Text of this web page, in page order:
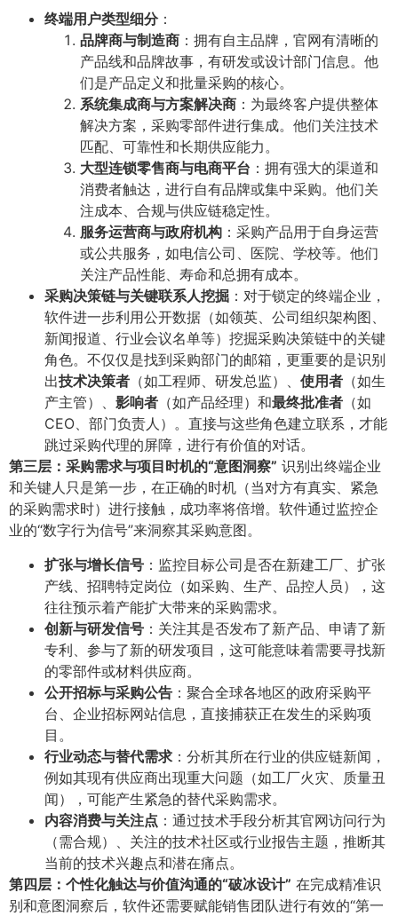
终端用户类型细分​：
品牌商与制造商 ​：拥有自主品牌，官网有清晰的
产品线和品牌故事，有研发或设计部门信息。他
们是产品定义和批量采购的核心。
系统集成商与方案解决商 ​：为最终客户提供整体
解决方案，采购零部件进行集成。他们关注技术
匹配、可靠性和长期供应能力。
大型连锁零售商与电商平台 ​：拥有强大的渠道和
消费者触达，进行自有品牌或集中采购。他们关
注成本、合规与供应链稳定性。
服务运营商与政府机构 ​：采购产品用于自身运营
或公共服务，如电信公司、医院、学校等。他们
关注产品性能、寿命和总拥有成本。
采购决策链与关键联系人挖掘 ​：对于锁定的终端企业，
软件进一步利用公开数据（如领英、公司组织架构图、
新闻报道、行业会议名单等）挖掘采购决策链中的关键
角色。不仅仅是找到采购部门的邮箱，更重要的是识别
出技术决策者 ​（如工程师、研发总监）、​ 使用者 ​（如生
产主管）、​ 影响者 ​（如产品经理）和最终批准者 ​（如
CEO、部门负责人）。直接与这些角色建立联系，才能
跳过采购代理的屏障，进行有价值的对话。
第三层：采购需求与项目时机的“意图洞察”​ 识别出终端企业
和关键人只是第一步，在正确的时机（当对方有真实、紧急
的采购需求时）进行接触，成功率将倍增。软件通过监控企
业的“数字行为信号”来洞察其采购意图。
扩张与增长信号 ​：监控目标公司是否在新建工厂、扩张
产线、招聘特定岗位（如采购、生产、品控人员），这
往往预示着产能扩大带来的采购需求。
创新与研发信号 ​：关注其是否发布了新产品、申请了新
专利、参与了新的研发项目，这可能意味着需要寻找新
的零部件或材料供应商。
公开招标与采购公告 ​：聚合全球各地区的政府采购平
台、企业招标网站信息，直接捕获正在发生的采购项
目。
行业动态与替代需求 ​：分析其所在行业的供应链新闻，
例如其现有供应商出现重大问题（如工厂火灾、质量丑
闻），可能产生紧急的替代采购需求。
内容消费与关注点 ​：通过技术手段分析其官网访问行为
（需合规）、关注的技术社区或行业报告主题，推断其
当前的技术兴趣点和潜在痛点。
第四层：个性化触达与价值沟通的“破冰设计”​ 在完成精准识
别和意图洞察后，软件还需要赋能销售团队进行有效的“第一